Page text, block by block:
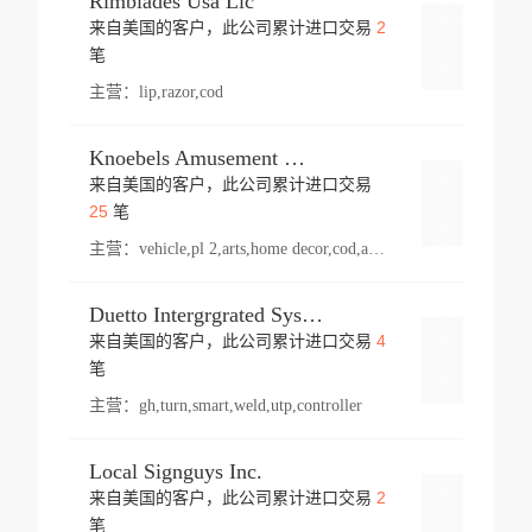
来自美国的客户，此公司累计进口交易 2
笔
主营： lip,razor,cod
Knoebels Amusement Resort
来自美国的客户，此公司累计进口交易
25笔
主营： vehicle,pl 2,arts,home decor,cod,amusement ride,sea
Duetto Intergrgrated Systems Inc.
来自美国的客户，此公司累计进口交易 4
笔
主营： gh,turn,smart,weld,utp,controller
Local Signguys Inc.
来自美国的客户，此公司累计进口交易 2
笔